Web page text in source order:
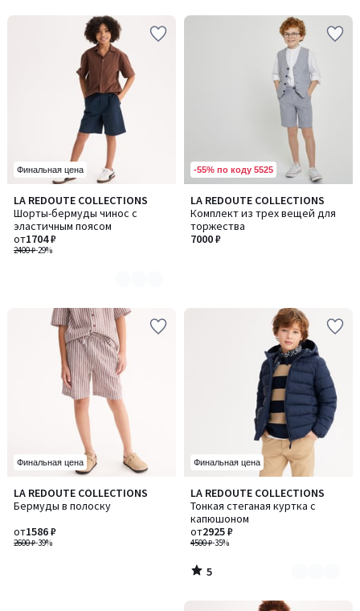
Финальная цена
LA REDOUTE COLLECTIONS
Шорты-бермуды чинос с
эластичным поясом
2400 ₽-29%
от1704 ₽
Количество
цветов:
2
-55% по коду 5525
LA REDOUTE COLLECTIONS
Комплект из трех вещей для
торжества
7000 ₽
Финальная цена
LA REDOUTE COLLECTIONS
Бермуды в полоску
2600 ₽-39%
от1586 ₽
Финальная цена
LA REDOUTE COLLECTIONS
Тонкая стеганая куртка с
капюшоном
4500 ₽-35%
от2925 ₽
5
/
5
Количество
цветов:
2
5
/